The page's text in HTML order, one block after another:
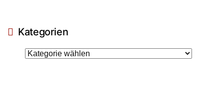
Kategorien